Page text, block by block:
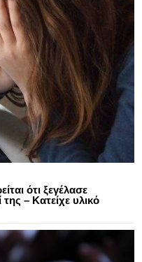
ότι ξεγέλασε
– Κατείχε υλικό